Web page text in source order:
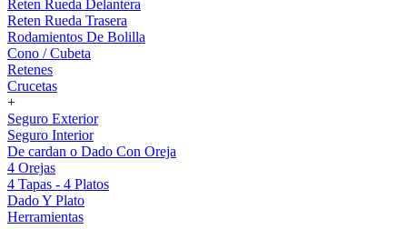
Reten Rueda Delantera
Reten Rueda Trasera
Rodamientos De Bolilla
Cono / Cubeta
Retenes
Crucetas
+
Seguro Exterior
Seguro Interior
De cardan o Dado Con Oreja
4 Orejas
4 Tapas - 4 Platos
Dado Y Plato
Herramientas